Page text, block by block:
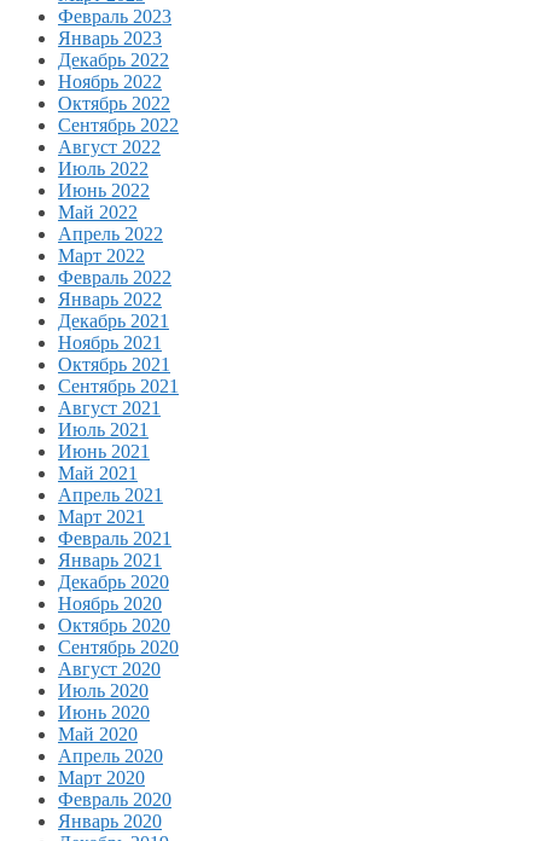
Февраль 2023
Январь 2023
Декабрь 2022
Ноябрь 2022
Октябрь 2022
Сентябрь 2022
Август 2022
Июль 2022
Июнь 2022
Май 2022
Апрель 2022
Март 2022
Февраль 2022
Январь 2022
Декабрь 2021
Ноябрь 2021
Октябрь 2021
Сентябрь 2021
Август 2021
Июль 2021
Июнь 2021
Май 2021
Апрель 2021
Март 2021
Февраль 2021
Январь 2021
Декабрь 2020
Ноябрь 2020
Октябрь 2020
Сентябрь 2020
Август 2020
Июль 2020
Июнь 2020
Май 2020
Апрель 2020
Март 2020
Февраль 2020
Январь 2020